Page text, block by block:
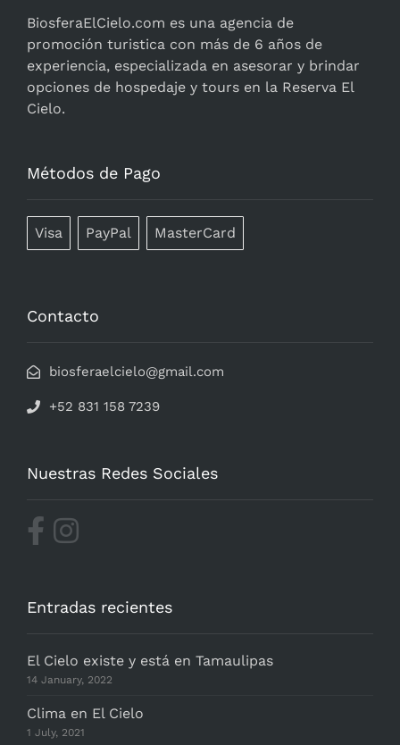
BiosferaElCielo.com es una agencia de
promoción turistica con más de 6 años de
experiencia, especializada en asesorar y brindar
opciones de hospedaje y tours en la Reserva El
Cielo.
Métodos de Pago
Visa PayPal MasterCard
Contacto
biosferaelcielo@gmail.com
+52 831 158 7239
Nuestras Redes Sociales
Entradas recientes
El Cielo existe y está en Tamaulipas
14 January, 2022
Clima en El Cielo
1 July, 2021